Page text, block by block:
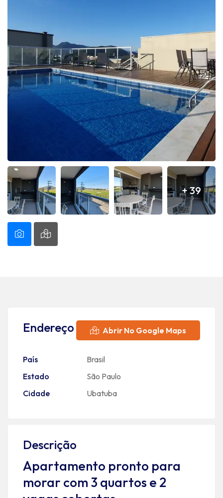
+ 39
Endereço Abrir No Google Maps
País
Brasil
Estado
São Paulo
Cidade
Ubatuba
Descrição
Apartamento pronto para
morar com 3 quartos e 2